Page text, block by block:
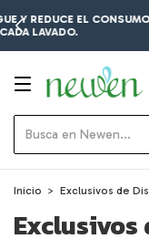
DE
Inicio > Exclusivos de